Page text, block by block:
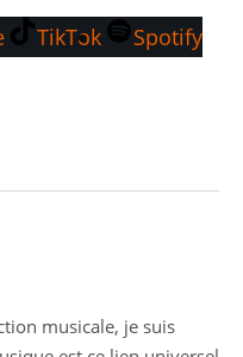
TikTok Spotify
musicale, je suis